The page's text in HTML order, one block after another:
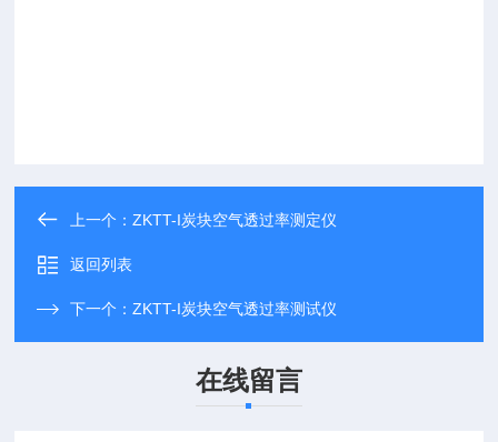
上一个：ZKTT-I炭块空气透过率测定仪
返回列表
下一个：ZKTT-I炭块空气透过率测试仪
在线留言